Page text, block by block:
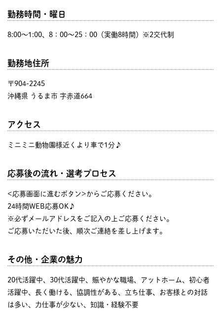
勤務時間・曜日
8:00〜1:00、8：00～25：00（実働8時間）※2交代制
勤務地住所
〒904-2245
沖縄県 うるま市 字赤道664
アクセス
ミニミニ動物園様近くより車で1分♪
応募後の流れ・選考プロセス
<応募画面に進むボタン>からご応募ください。
24時間WEB応募OK♪
※必ずメールアドレスをご記入の上ご応募ください。
ご応募いただいた後、順次ご連絡を差し上げます。
その他・企業の魅力
20代活躍中、30代活躍中、賑やかな職場、アットホーム、初心者
活躍中、長く働ける、協調性がある、立ち仕事、お客様との対話
は多い、力仕事が少ない、知識・経験不要